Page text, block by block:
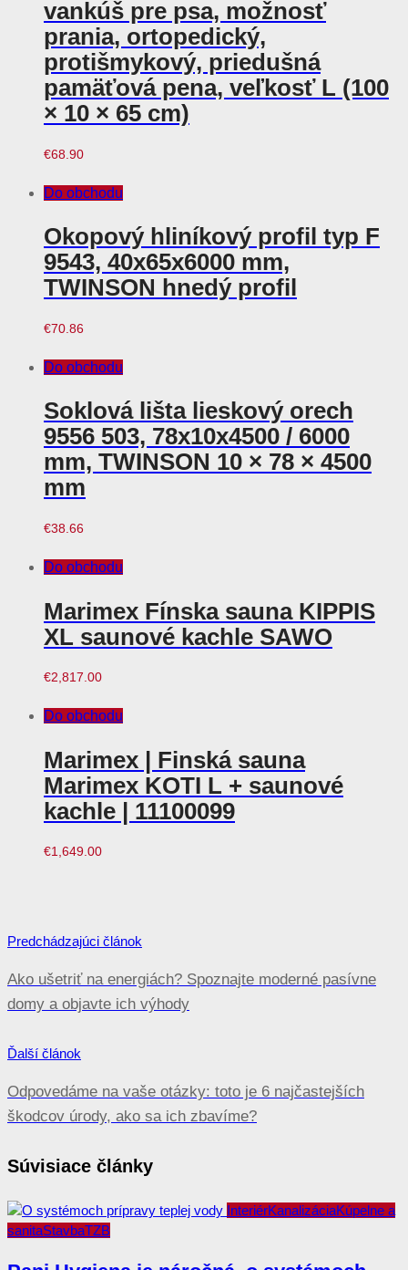
vankúš pre psa, možnosť
prania, ortopedický,
protišmykový, priedušná
pamäťová pena, veľkosť L (100
× 10 × 65 cm)
€68.90
Do obchodu
Okopový hliníkový profil typ F
9543, 40x65x6000 mm,
TWINSON hnedý profil
€70.86
Do obchodu
Soklová lišta lieskový orech
9556 503, 78x10x4500 / 6000
mm, TWINSON 10 × 78 × 4500
mm
€38.66
Do obchodu
Marimex Fínska sauna KIPPIS
XL saunové kachle SAWO
€2,817.00
Do obchodu
Marimex | Finská sauna
Marimex KOTI L + saunové
kachle | 11100099
€1,649.00
Navigácia
v
článku
Predchádzajúci článok
Ako ušetriť na energiách? Spoznajte moderné pasívne
domy a objavte ich výhody
Ďalší článok
Odpovedáme na vaše otázky: toto je 6 najčastejších
škodcov úrody, ako sa ich zbavíme?
Súvisiace články
InteriérKanalizáciaKúpelne a
sanitaStavbaTZB